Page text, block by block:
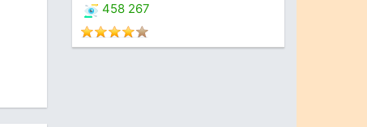
458 267